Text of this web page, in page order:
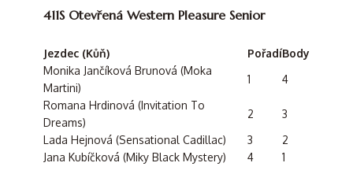
411S Otevřená Western Pleasure Senior
Jezdec (Kůň) PořadíBody
Monika Jančíková Brunová (Moka
Martini)
1
4
Romana Hrdinová (Invitation To
Dreams)
2
3
Lada Hejnová (Sensational Cadillac)
3
2
Jana Kubíčková (Miky Black Mystery)
4 1